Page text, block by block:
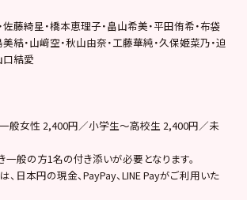
藤綺星・橋本恵理子・畠山希美・平田侑希・布袋
結・山﨑空・秋山由奈・工藤華純・久保姫菜乃・迫
口結愛
般女性 2,400円／小学生～高校生 2,400円／未
般の方1名の付き添いが必要となります。
日本円の現金、PayPay、LINE Payがご利用いた